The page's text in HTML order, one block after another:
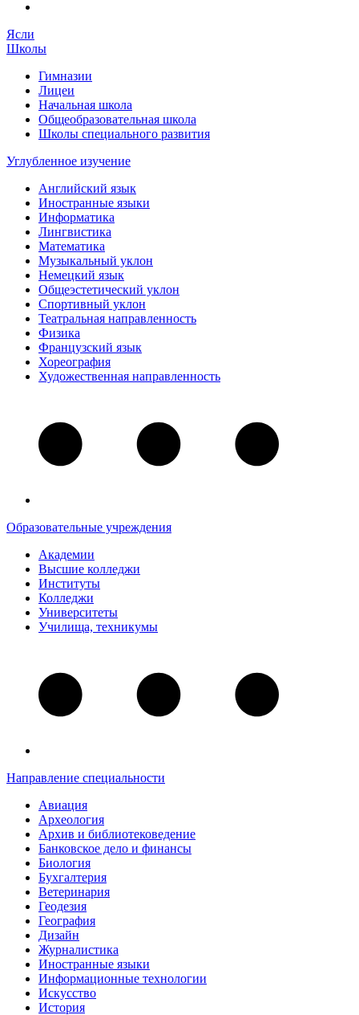
Ясли
Школы
Гимназии
Лицеи
Начальная школа
Общеобразовательная школа
Школы специального развития
Углубленное изучение
Английский язык
Иностранные языки
Информатика
Лингвистика
Математика
Музыкальный уклон
Немецкий язык
Общеэстетический уклон
Спортивный уклон
Театральная направленность
Физика
Французский язык
Хореография
Художественная направленность
Образовательные учреждения
Академии
Высшие колледжи
Институты
Колледжи
Университеты
Училища, техникумы
Направление специальности
Авиация
Археология
Архив и библиотековедение
Банковское дело и финансы
Биология
Бухгалтерия
Ветеринария
Геодезия
География
Дизайн
Журналистика
Иностранные языки
Информационные технологии
Искусство
История